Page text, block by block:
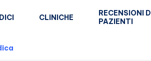
CLINICHE
RECENSIONI
PAZIENTI